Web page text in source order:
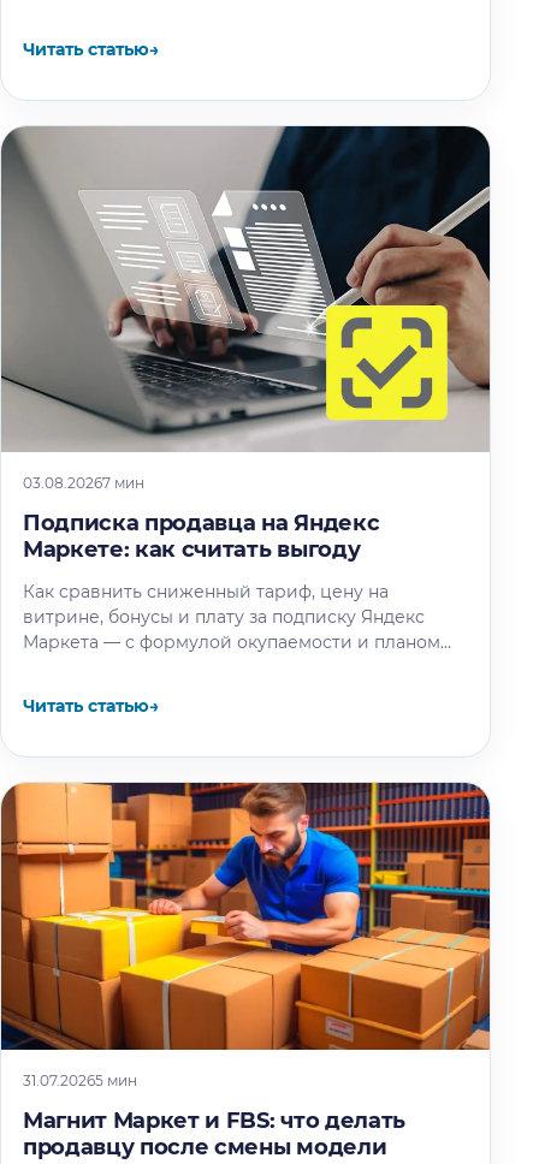
Читать статью→
03.08.20267 мин
Подписка продавца на Яндекс
Маркете: как считать выгоду
Как сравнить сниженный тариф, цену на
витрине, бонусы и плату за подписку Яндекс
Маркета — с формулой окупаемости и планом
Читать статью→
31.07.20265 мин
Магнит Маркет и FBS: что делать
продавцу после смены модели